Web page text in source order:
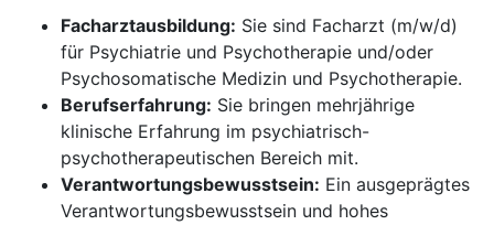
Facharztausbildung: Sie sind Facharzt (m/w/d)
für Psychiatrie und Psychotherapie und/oder
Psychosomatische Medizin und Psychotherapie.
Berufserfahrung: Sie bringen mehrjährige
klinische Erfahrung im psychiatrisch-
psychotherapeutischen Bereich mit.
Verantwortungsbewusstsein: Ein ausgeprägtes
Verantwortungsbewusstsein und hohes